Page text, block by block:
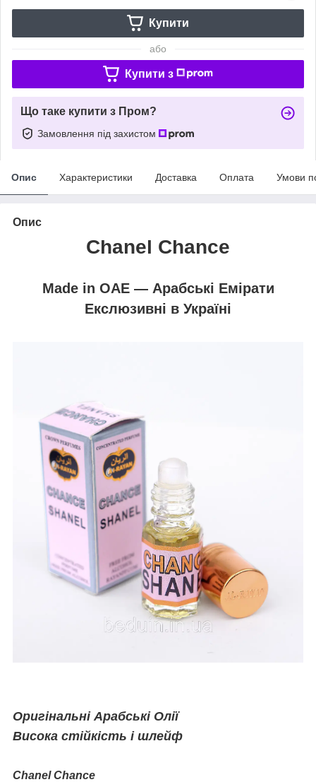
Купити
або
Купити з
Що таке купити з Пром?
Замовлення під захистом
Опис Характеристики Доставка Оплата Умови
Опис
Chanel Chance
Made in OAE — Арабські Емірати
Екслюзивні в Україні
Оригінальні Арабські Олії
Висока стійкість і шлейф
Chanel Chance